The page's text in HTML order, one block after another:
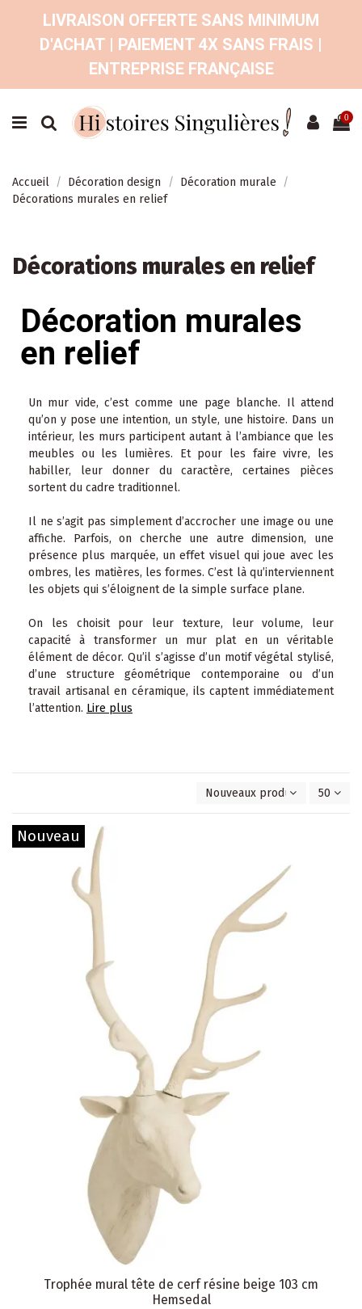
LIVRAISON OFFERTE SANS MINIMUM
D'ACHAT | PAIEMENT 4X SANS FRAIS |
ENTREPRISE FRANÇAISE
0
Accueil Décoration design
Décoration murale
Décorations murales en relief
Décorations murales en relief
Décoration murales
en relief
Un mur vide, c’est comme une page blanche. Il attend
qu’on y pose une intention, un style, une histoire. Dans un
intérieur, les murs participent autant à l’ambiance que les
meubles ou les lumières. Et pour les faire vivre, les
habiller, leur donner du caractère, certaines pièces
sortent du cadre traditionnel.
Il ne s’agit pas simplement d’accrocher une image ou une
affiche. Parfois, on cherche une autre dimension, une
présence plus marquée, un effet visuel qui joue avec les
ombres, les matières, les formes. C’est là qu’interviennent
les objets qui s’éloignent de la simple surface plane.
On les choisit pour leur texture, leur volume, leur
capacité à transformer un mur plat en un véritable
élément de décor. Qu’il s’agisse d’un motif végétal stylisé,
d’une structure géométrique contemporaine ou d’un
travail artisanal en céramique, ils captent immédiatement
l’attention. Lire plus
Nouveaux produits en50
Nouveau
Trophée mural tête de cerf résine beige 103 cm
Hemsedal